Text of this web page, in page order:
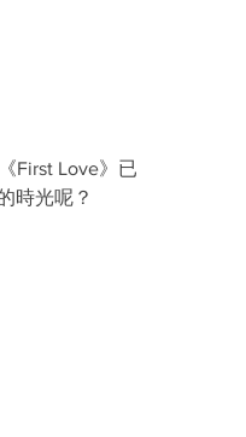
First Love》已
時光呢？